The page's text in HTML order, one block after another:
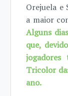
Orejuela e
a maior
Alguns
que,
Tricolor
ano.